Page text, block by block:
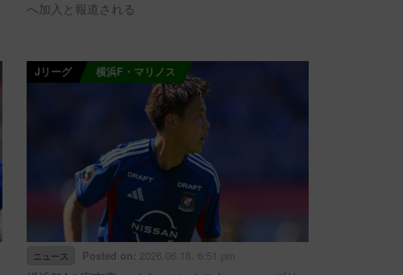
へ加入と報道される
Jリーグ 横浜F・マリノス
ニュース Posted on: 2026.06.18. 6:51 pm